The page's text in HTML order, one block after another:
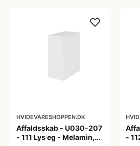
HVIDEVARESHOPPEN.DK
Affaldsskab - U030-207
- 111 Lys eg - Melamin,
-